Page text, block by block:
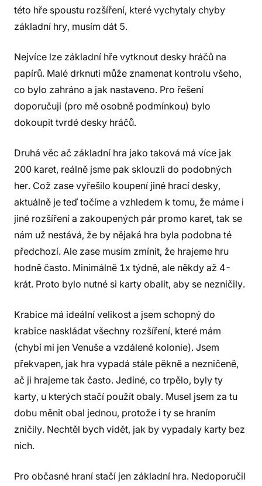
této hře spoustu rozšíření, které vychytaly chyby
základní hry, musím dát 5.
Nejvíce lze základní hře vytknout desky hráčů na
papírů. Malé drknuti může znamenat kontrolu všeho,
co bylo zahráno a jak nastaveno. Pro řešení
doporučuji (pro mě osobně podmínkou) bylo
dokoupit tvrdé desky hráčů.
Druhá věc ač základní hra jako taková má více jak
200 karet, reálně jsme pak sklouzli do podobných
her. Což zase vyřešilo koupení jiné hrací desky,
aktuálně je teď točíme a vzhledem k tomu, že máme i
jiné rozšíření a zakoupených pár promo karet, tak se
nám už nestává, že by nějaká hra byla podobna té
předchozí. Ale zase musím zmínit, že hrajeme hru
hodně často. Minimálně 1x týdně, ale někdy až 4-
krát. Proto bylo nutné si karty obalit, aby se nezničily.
Krabice má ideální velikost a jsem schopný do
krabice naskládat všechny rozšíření, které mám
(chybí mi jen Venuše a vzdálené kolonie). Jsem
překvapen, jak hra vypadá stále pěkně a nezničeně,
ač ji hrajeme tak často. Jediné, co trpělo, byly ty
karty, u kterých stačí použít obaly. Musel jsem za tu
dobu měnit obal jednou, protože i ty se hraním
zničily. Nechtěl bych vidět, jak by vypadaly karty bez
nich.
Pro občasné hraní stačí jen základní hra. Nedoporučil